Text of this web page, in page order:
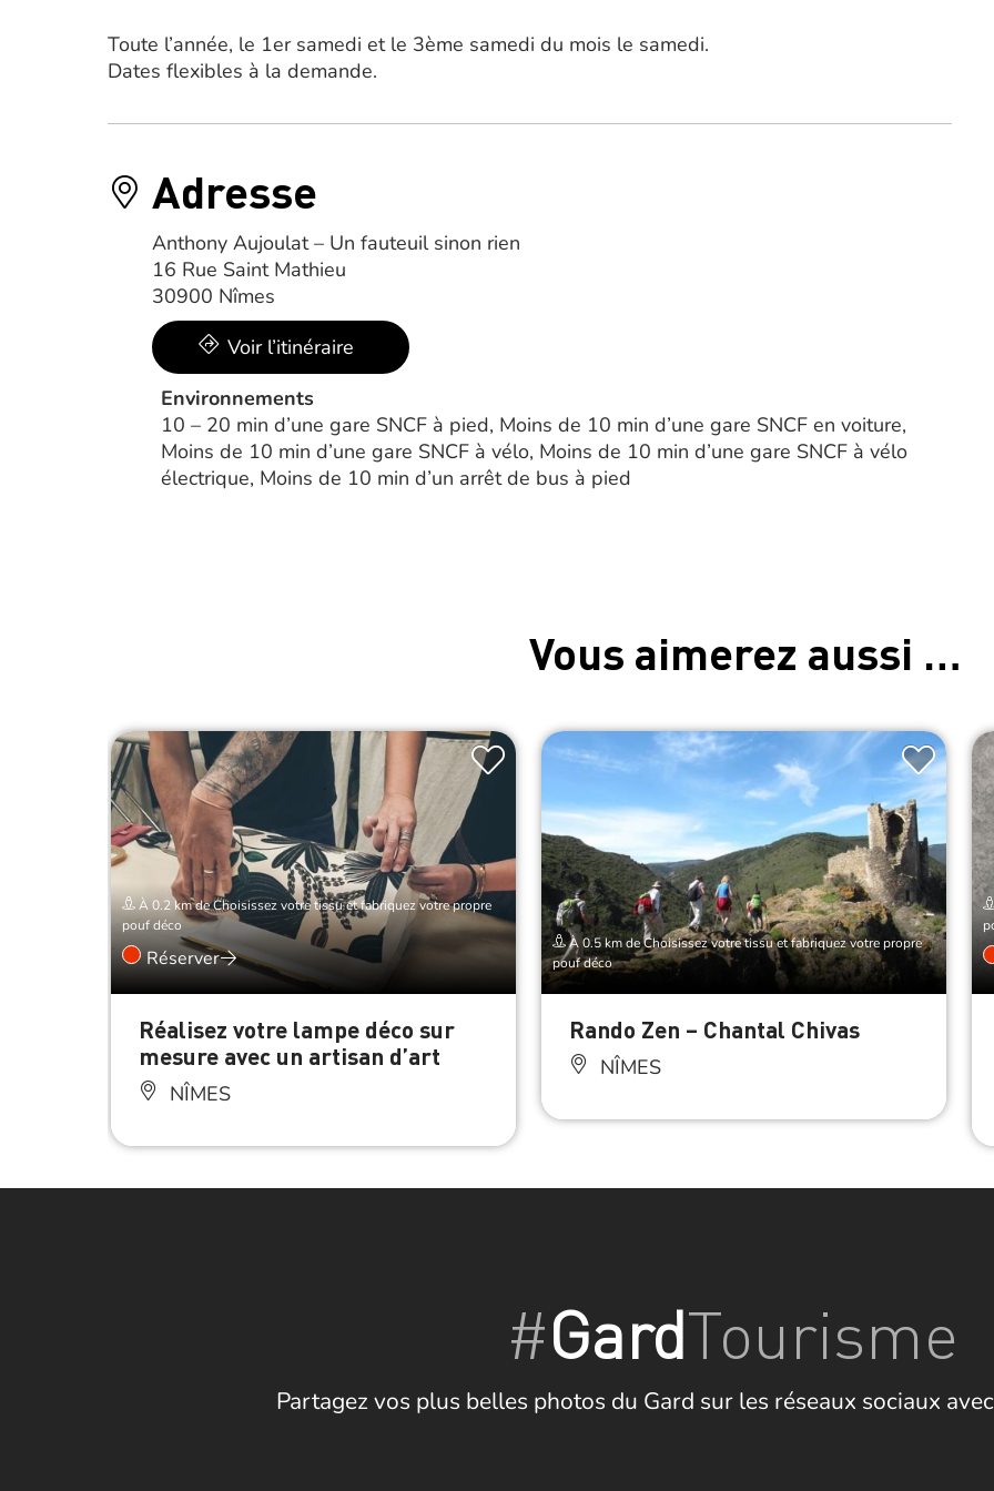
Toute l’année, le 1er samedi et le 3ème samedi du mois le samedi.
Dates flexibles à la demande.
Adresse
Anthony Aujoulat – Un fauteuil sinon rien
16 Rue Saint Mathieu
30900 Nîmes
Voir l’itinéraire
Environnements
10 – 20 min d’une gare SNCF à pied, Moins de 10 min d’une gare SNCF en voiture,
Moins de 10 min d’une gare SNCF à vélo, Moins de 10 min d’une gare SNCF à vélo
électrique, Moins de 10 min d’un arrêt de bus à pied
Vous aimerez aussi …
À 0.2 km de Choisissez votre tissu et fabriquez votre propre
pouf déco
Réserver
Réalisez votre lampe déco sur
mesure avec un artisan d’art
NÎMES
À 0.5 km de Choisissez votre tissu et fabriquez votre propre
pouf déco
Rando Zen – Chantal Chivas
NÎMES
#GardTourisme
Partagez vos plus belles photos du Gard sur les réseaux sociaux